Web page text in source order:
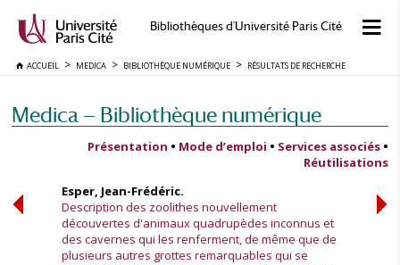
Bibliothèques d'Université Paris Cité
ACCUEIL MEDICA BIBLIOTHÈQUE NUMÉRIQUE RÉSULTATS DE RECHERCHE
Medica — Bibliothèque numérique
Présentation • Mode d’emploi • Services associés •
Réutilisations
Esper, Jean-Frédéric.
Description des zoolithes nouvellement
découvertes d'animaux quadrupèdes inconnus et
des cavernes qui les renferment, de même que de
plusieurs autres grottes remarquables qui se